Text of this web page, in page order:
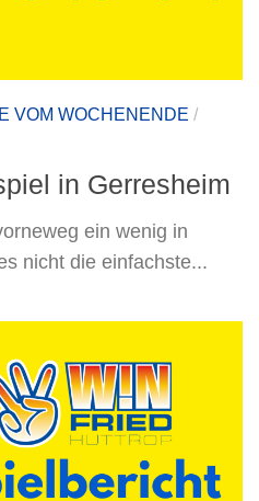
VOM WOCHENENDE /
in Gerresheim
ein wenig in
nicht die einfachste...